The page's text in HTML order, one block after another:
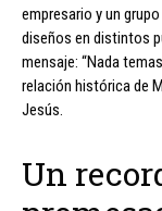
empresario y un
diseños en distintos
mensaje: “Nada
relación histórica de
Jesús.
Un